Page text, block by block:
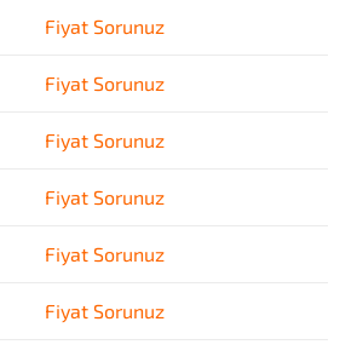
Fiyat Sorunuz
Fiyat Sorunuz
Fiyat Sorunuz
Fiyat Sorunuz
Fiyat Sorunuz
Fiyat Sorunuz